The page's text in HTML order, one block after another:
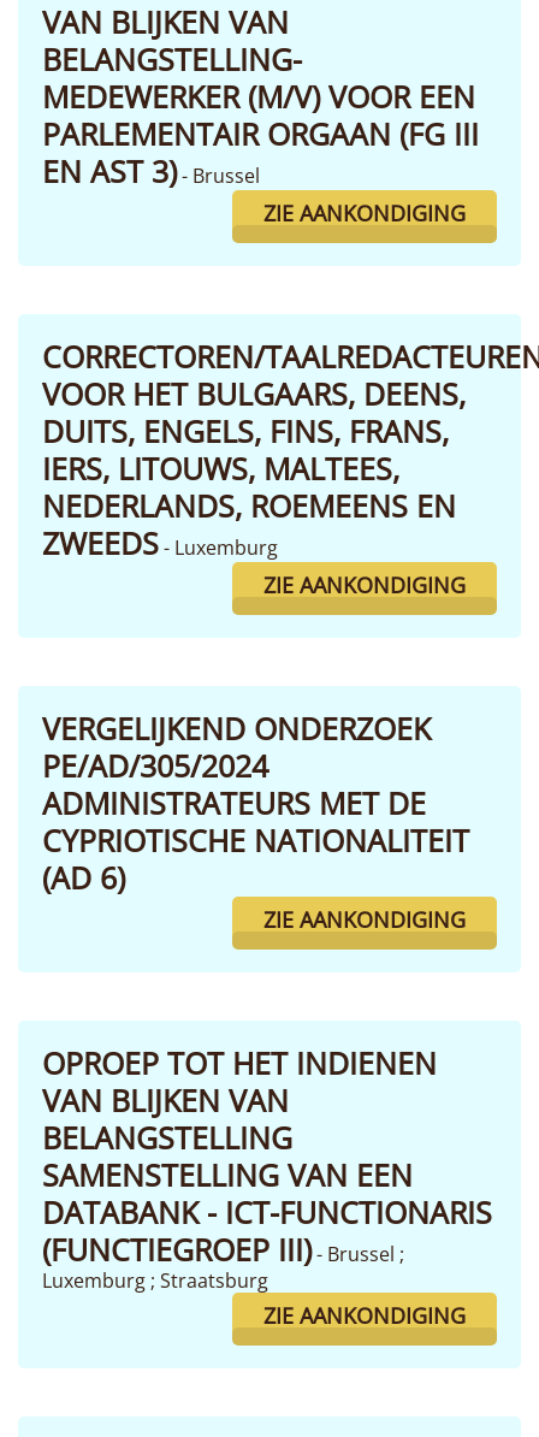
VAN BLIJKEN VAN
BELANGSTELLING-
MEDEWERKER (M/V) VOOR EEN
PARLEMENTAIR ORGAAN (FG III
EN AST 3)- Brussel
ZIE AANKONDIGING
CORRECTOREN/
VOOR HET BULGAARS, DEENS,
DUITS, ENGELS, FINS, FRANS,
IERS, LITOUWS, MALTEES,
NEDERLANDS, ROEMEENS EN
ZWEEDS- Luxemburg
ZIE AANKONDIGING
VERGELIJKEND ONDERZOEK
PE/AD/305/2024
ADMINISTRATEURS MET DE
CYPRIOTISCHE NATIONALITEIT
(AD 6)
ZIE AANKONDIGING
OPROEP TOT HET INDIENEN
VAN BLIJKEN VAN
BELANGSTELLING
SAMENSTELLING VAN EEN
DATABANK - ICT-FUNCTIONARIS
(FUNCTIEGROEP III)- Brussel ;
Luxemburg ; Straatsburg
ZIE AANKONDIGING